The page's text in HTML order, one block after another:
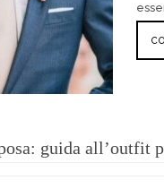
guida all’outfit